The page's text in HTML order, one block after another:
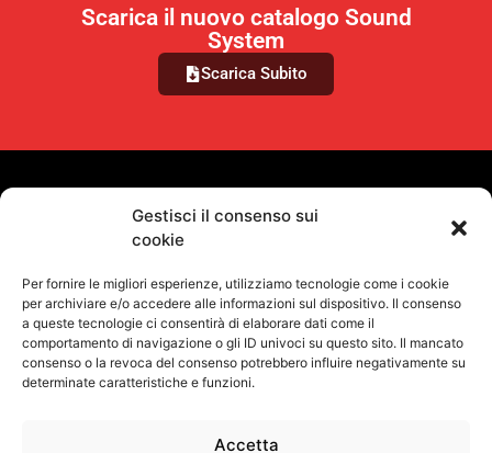
Gestisci il consenso sui
cookie
Per fornire le migliori esperienze, utilizziamo tecnologie come i cookie
per archiviare e/o accedere alle informazioni sul dispositivo. Il consenso
a queste tecnologie ci consentirà di elaborare dati come il
comportamento di navigazione o gli ID univoci su questo sito. Il mancato
consenso o la revoca del consenso potrebbero influire negativamente su
determinate caratteristiche e funzioni.
Accetta
Scarica il nuovo catalogo Sound
System
Scarica Subito
VUOI RIMANERE AGGIORNATO?
SEGUICI SUI NOSTRI SOCIAL